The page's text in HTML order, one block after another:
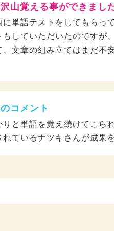
山覚える事ができまし
に単語テストをしてもらっ
していただいたのですが
文章の組み立てはまだ不
コメント
りと単語を覚え続けてこら
ているナツキさんが成果